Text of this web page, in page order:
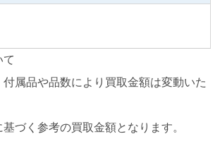
属品や品数により買取金額は変動いた
づく参考の買取金額となります。